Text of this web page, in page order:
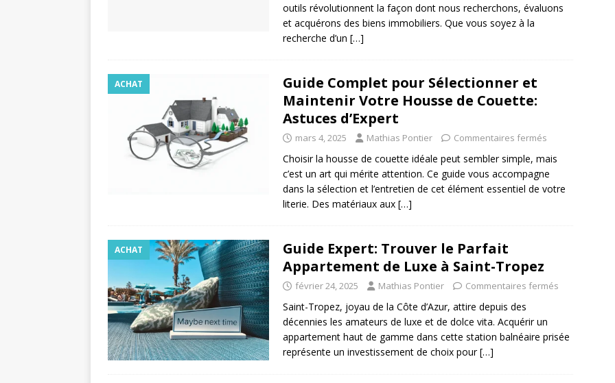
outils révolutionnent la façon dont nous recherchons, évaluons
et acquérons des biens immobiliers. Que vous soyez à la
recherche d’un […]
ACHAT
Guide Complet pour Sélectionner et
Maintenir Votre Housse de Couette:
Astuces d’Expert
mars 4, 2025 Mathias Pontier Commentaires fermés
Choisir la housse de couette idéale peut sembler simple, mais
c’est un art qui mérite attention. Ce guide vous accompagne
dans la sélection et l’entretien de cet élément essentiel de votre
literie. Des matériaux aux […]
ACHAT
Guide Expert: Trouver le Parfait
Appartement de Luxe à Saint-Tropez
février 24, 2025 Mathias Pontier Commentaires fermés
Saint-Tropez, joyau de la Côte d’Azur, attire depuis des
décennies les amateurs de luxe et de dolce vita. Acquérir un
appartement haut de gamme dans cette station balnéaire prisée
représente un investissement de choix pour[…]